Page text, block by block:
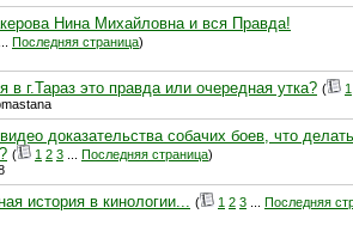
Нина Михайловна и вся Правда!
Последняя страница)
в г.Тараз это правда или очередная утка? (
1
доказательства собачих боев, что делать
( 1 2 3 Последняя страница)
история в кинологии... ( 1 2 3
Последняя